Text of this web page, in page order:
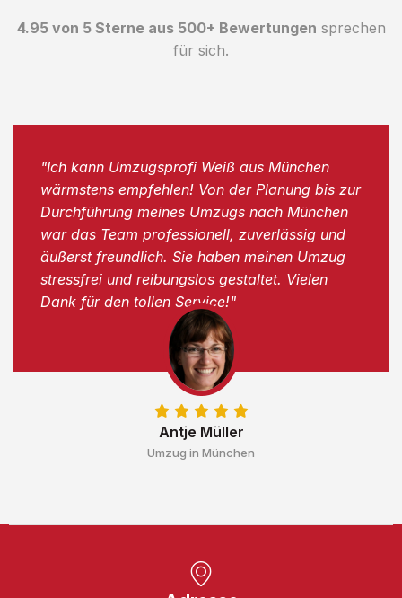
4.95 von 5 Sterne aus 500+ Bewertungen sprechen
für sich.
Antje Müller
Umzug in München
"Ich kann Umzugsprofi Weiß aus München
wärmstens empfehlen! Von der Planung bis zur
Durchführung meines Umzugs nach München
war das Team professionell, zuverlässig und
äußerst freundlich. Sie haben meinen Umzug
stressfrei und reibungslos gestaltet. Vielen
Dank für den tollen Service!"